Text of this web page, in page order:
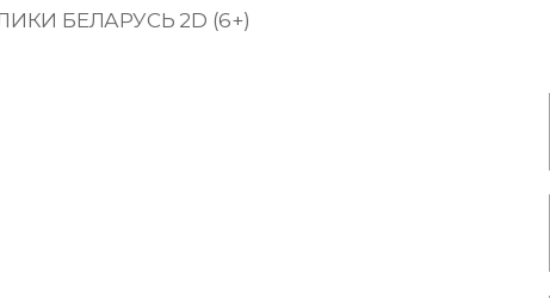
БЕЛАРУСЬ 2D (6+)